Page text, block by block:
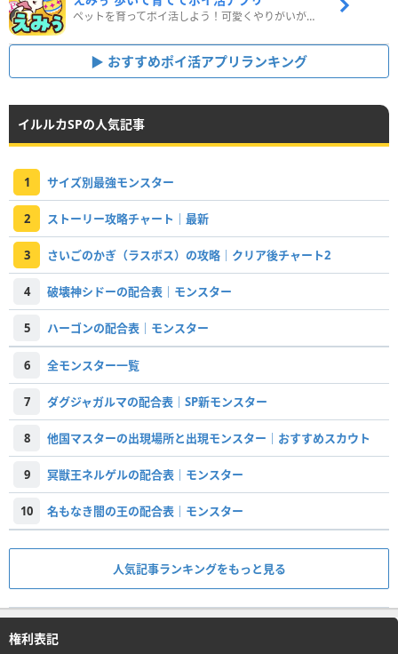
ペットを育ってポイ活しよう！可愛くやりがいがある新感覚アプリ
おすすめポイ活アプリランキング
イルルカSPの人気記事
1 サイズ別最強モンスター
2 ストーリー攻略チャート｜最新
3 さいごのかぎ（ラスボス）の攻略｜クリア後チャート2
4 破壊神シドーの配合表｜モンスター
5 ハーゴンの配合表｜モンスター
6 全モンスター一覧
7 ダグジャガルマの配合表｜SP新モンスター
8 他国マスターの出現場所と出現モンスター｜おすすめスカウト
9 冥獣王ネルゲルの配合表｜モンスター
10 名もなき闇の王の配合表｜モンスター
人気記事ランキングをもっと見る
権利表記